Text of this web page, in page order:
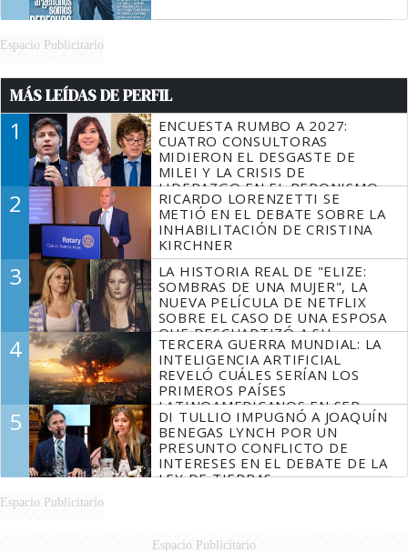
Espacio Publicitario
MÁS LEÍDAS DE PERFIL
1
ENCUESTA RUMBO A 2027:
CUATRO CONSULTORAS
MIDIERON EL DESGASTE DE
MILEI Y LA CRISIS DE
LIDERAZGO EN EL PERONISMO
2
RICARDO LORENZETTI SE
METIÓ EN EL DEBATE SOBRE LA
INHABILITACIÓN DE CRISTINA
KIRCHNER
3
LA HISTORIA REAL DE "ELIZE:
SOMBRAS DE UNA MUJER", LA
NUEVA PELÍCULA DE NETFLIX
SOBRE EL CASO DE UNA ESPOSA
QUE DESCUARTIZÓ A SU
MARIDO
4
TERCERA GUERRA MUNDIAL: LA
INTELIGENCIA ARTIFICIAL
REVELÓ CUÁLES SERÍAN LOS
PRIMEROS PAÍSES
LATINOAMERICANOS EN SER
DERROTADOS
5
DI TULLIO IMPUGNÓ A JOAQUÍN
BENEGAS LYNCH POR UN
PRESUNTO CONFLICTO DE
INTERESES EN EL DEBATE DE LA
LEY DE TIERRAS
Espacio Publicitario
Espacio Publicitario